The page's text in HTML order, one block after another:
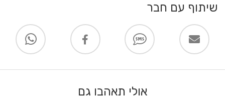
שיתוף עם חבר
אולי תאהבו גם